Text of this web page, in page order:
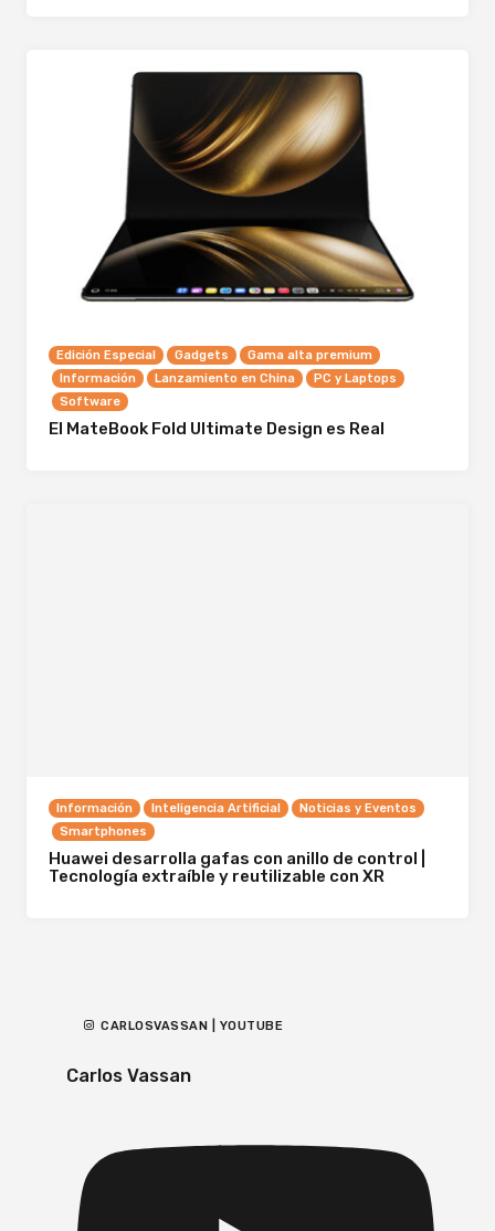
Edición Especial Gadgets
Gama alta premium
Información
Lanzamiento en China
PC y Laptops
Software
El MateBook Fold Ultimate Design es Real
Información Inteligencia Artificial
Noticias y Eventos
Smartphones
Huawei desarrolla gafas con anillo de control |
Tecnología extraíble y reutilizable con XR
CARLOSVASSAN | YOUTUBE
Carlos Vassan